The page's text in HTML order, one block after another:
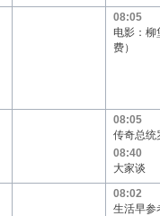
08:05
电影：柳
费）
08:05
传奇总统
08:40
大家谈
08:02
生活早参